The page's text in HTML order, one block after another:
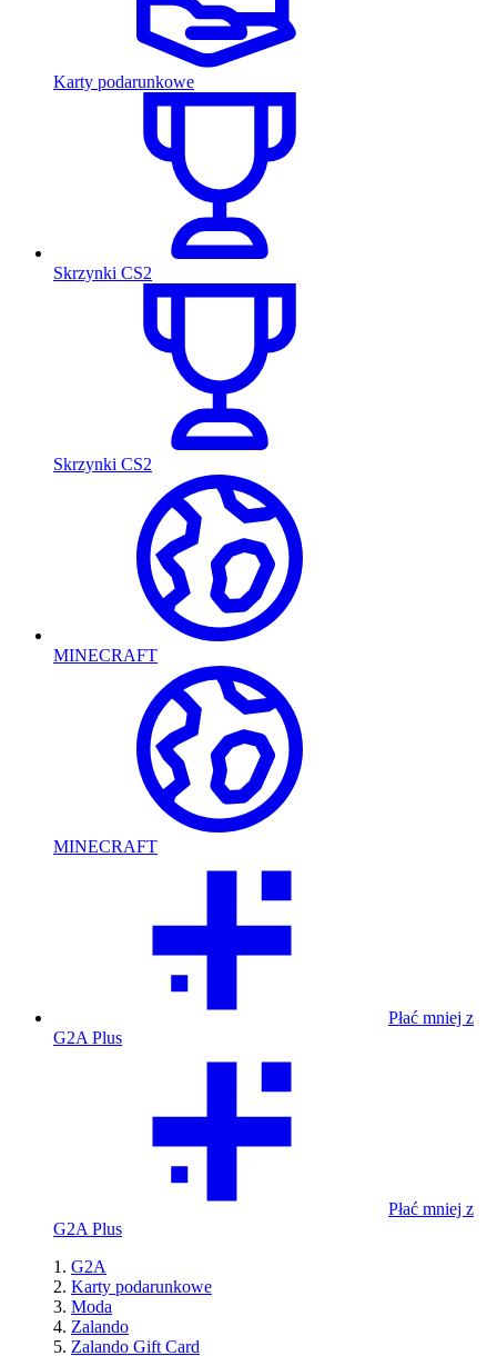
Karty podarunkowe
Skrzynki CS2
Skrzynki CS2
MINECRAFT
MINECRAFT
Płać mniej z
G2A Plus
Płać mniej z
G2A Plus
G2A
Karty podarunkowe
Moda
Zalando
Zalando Gift Card